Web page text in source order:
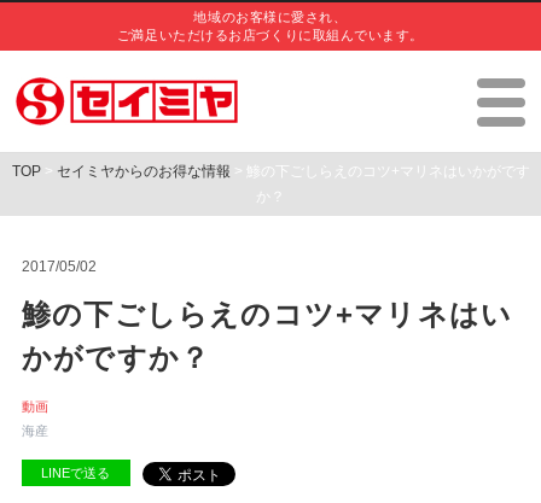
地域のお客様に愛され、
ご満足いただけるお店づくりに取組んでいます。
TOP> セイミヤからのお得な情報 > 鯵の下ごしらえのコツ+マリネはいかがです
か？
2017/05/02
鯵の下ごしらえのコツ+マリネはい
かがですか？
動画
海産
LINEで送る